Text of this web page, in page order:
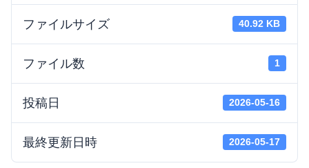
ファイルサイズ 40.92 KB
ファイル数 1
投稿日 2026-05-16
最終更新日時 2026-05-17